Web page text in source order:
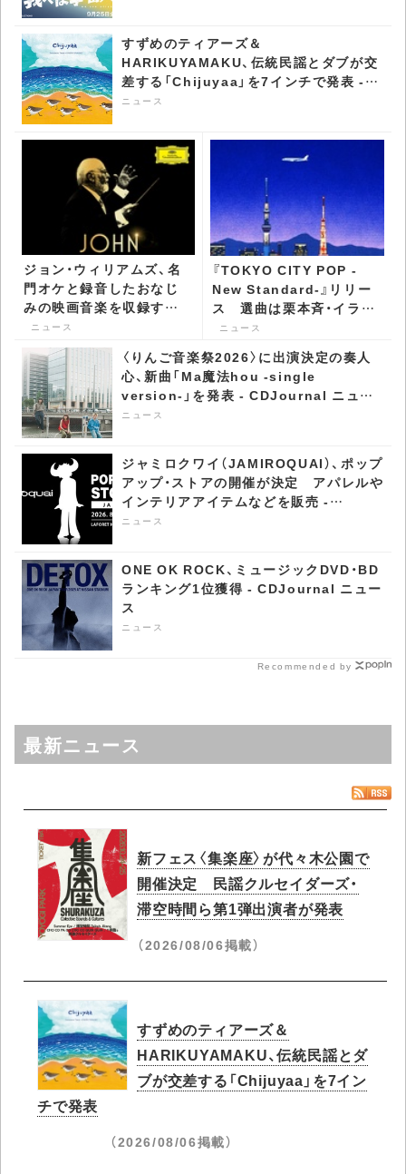
すずめのティアーズ＆
HARIKUYAMAKU、伝統民謡とダブが交
差する「Chijuyaa」を7インチで発表 -
CDJournal ニュース
ニュース
ジョン・ウィリアムズ、名
門オケと録音したおなじ
みの映画音楽を収録する
ベスト・アルバムを発表 -
CDJournal ニュース
ニュース
『TOKYO CITY POP -
New Standard-』リリー
ス 選曲は栗本斉・イラス
トは永井博 - CDJournal
ニュース
〈りんご音楽祭2026〉に出演決定の奏人
心、新曲「Ma魔法hou -single
version-」を発表 - CDJournal ニュー
ス
ニュース
ジャミロクワイ（JAMIROQUAI）、ポップ
アップ・ストアの開催が決定 アパレルや
インテリアアイテムなどを販売 -
CDJournal ニュース
ニュース
ONE OK ROCK、ミュージックDVD・BD
ランキング1位獲得 - CDJournal ニュー
ス
ニュース
Recommended by
最新ニュース
新フェス〈集楽座〉が代々木公園で
開催決定 民謡クルセイダーズ・
滞空時間ら第1弾出演者が発表
（2026/08/06掲載）
すずめのティアーズ＆
HARIKUYAMAKU、伝統民謡とダ
ブが交差する「Chijuyaa」を7イン
チで発表
（2026/08/06掲載）